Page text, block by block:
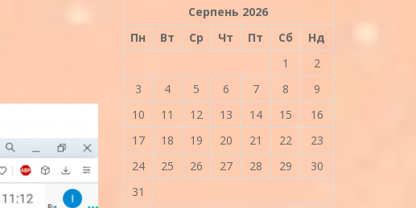
Серпень 2026
Пн
Вт Ср Чт Пт Сб
Нд
1
2
3
4 5 6 7 8
9
10
11 12 13 14 15
16
17
18 19 20 21 22
23
24
25 26 27 28 29
30
31